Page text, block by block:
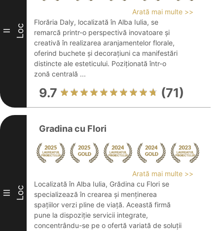
II Loc
Arată mai multe >>
Florăria Daly, localizată în Alba Iulia, se
remarcă printr-o perspectivă inovatoare și
creativă în realizarea aranjamentelor florale,
oferind buchete și decorațiuni ca manifestări
distincte ale esteticului. Poziționată într-o
zonă centrală ...
9.7 (71)
III Loc
Gradina cu Flori
Arată mai multe >>
Localizată în Alba Iulia, Grădina cu Flori se
specializează în crearea și menținerea
spațiilor verzi pline de viață. Această firmă
pune la dispoziție servicii integrate,
concentrându-se pe o ofertă variată de soluții